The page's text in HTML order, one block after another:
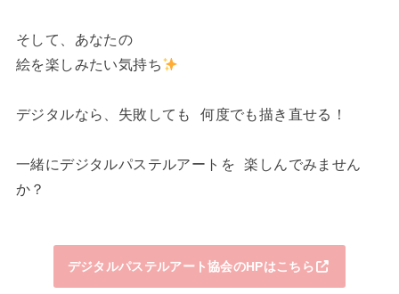
そして、あなたの
絵を楽しみたい気持ち
デジタルなら、失敗しても 何度でも描き直せる！
一緒にデジタルパステルアートを 楽しんでみません
か？
デジタルパステルアート協会のHPはこちら